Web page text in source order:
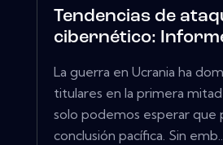
Tendencias de
cibernético:
La guerra en Ucrania ha
titulares en la primera
solo podemos esperar que
conclusión pacífica. Sin